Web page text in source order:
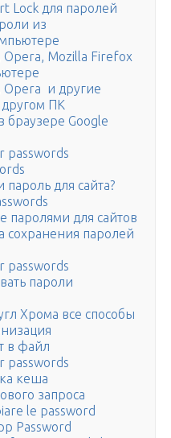
Lock для паролей
из
Opera, Mozilla Firefox
Opera и другие
другом ПК
Google
passwords
пароль для сайта?
паролями для сайтов
сохранения паролей
passwords
пароли
Хрома все способы
в файл
passwords
кеша
запроса
le password
Password